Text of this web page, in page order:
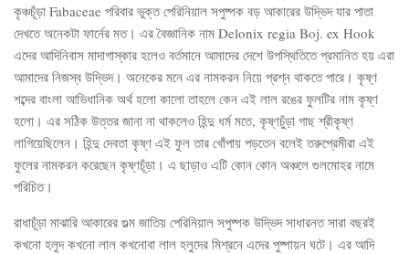
কৃঞ্চচূঁড়া Fabaceae পরিবার ভুক্ত পেরিনিয়াল সপুষ্পক বড় আকারের উদ্ভিদ যার পাতা
দেখতে অনেকটা ফার্নের মত। এর বৈজ্ঞানিক নাম Delonix regia Boj. ex Hook
এদের আদিনিবাস মাদাগাস্কার হলেও বর্তমানে আমাদের দেশে উপস্থিতিতে প্রমানিত হয় এরা
আমাদের নিজস্ব উদ্ভিদ। অনেকের মনে এর নামকরন নিয়ে প্রশ্ন থাকতে পারে। কৃষ্ণ
শব্দের বাংলা আভিধানিক অর্থ হলো কালো তাহলে কেন এই লাল রঙের ফুলটির নাম কৃষ্ণ
হলো। এর সঠিক উত্তর জানা না থাকলেও হিন্দু ধর্ম মতে, কৃষ্ণচুঁড়া গাছ শ্রীকৃষ্ণ
লাগিয়েছিলেন। হিন্দু দেবতা কৃষ্ণ এই ফুল তার খোঁপায় পড়তেন বলেই তরুপ্রেমীরা এই
ফুলের নামকরন করেছেন কৃষ্ণচূঁড়া। এ ছাড়াও এটি কোন কোন অঞ্চলে গুলমোহর নামে
পরিচিত।
রাধাচূঁড়া মাঝারি আকারের গুল্ম জাতিয় পেরিনিয়াল সপুষ্পক উদ্ভিদ সাধারনত সারা বছরই
কখনো হলুদ কখনো লাল কখনোবা লাল হলুদের মিশ্রনে এদের পুষ্পায়ন ঘটে। এর আদি